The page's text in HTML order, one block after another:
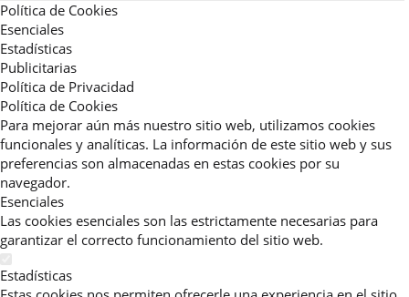
Política de Cookies
Esenciales
Estadísticas
Publicitarias
Política de Privacidad
Política de Cookies
Para mejorar aún más nuestro sitio web, utilizamos cookies
funcionales y analíticas. La información de este sitio web y sus
preferencias son almacenadas en estas cookies por su
navegador.
Esenciales
Las cookies esenciales son las estrictamente necesarias para
garantizar el correcto funcionamiento del sitio web.
Estadísticas